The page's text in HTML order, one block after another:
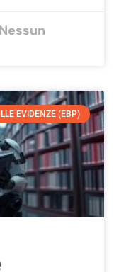
Nessun
EVIDENZE (EBP)